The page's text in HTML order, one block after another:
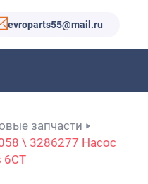
evroparts55@mail.ru
запчасти
\ 3286277 Насос
6CT